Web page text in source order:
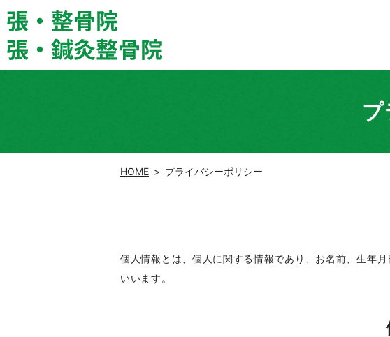
プ
HOME プライバシーポリシー
個人情報とは、個人に関する情報であり、お名前、生年
いいます。